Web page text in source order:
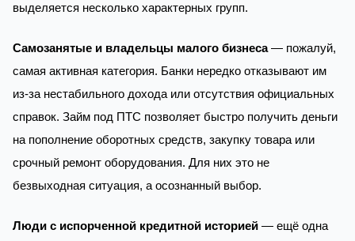
выделяется несколько характерных групп.
Самозанятые и владельцы малого бизнеса— пожалуй,
самая активная категория. Банки нередко отказывают им
из-за нестабильного дохода или отсутствия официальных
справок. Займ под ПТС позволяет быстро получить деньги
на пополнение оборотных средств, закупку товара или
срочный ремонт оборудования. Для них это не
безвыходная ситуация, а осознанный выбор.
Люди с испорченной кредитной историей — ещё одна